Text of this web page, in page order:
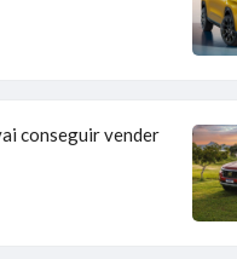
conseguir vender